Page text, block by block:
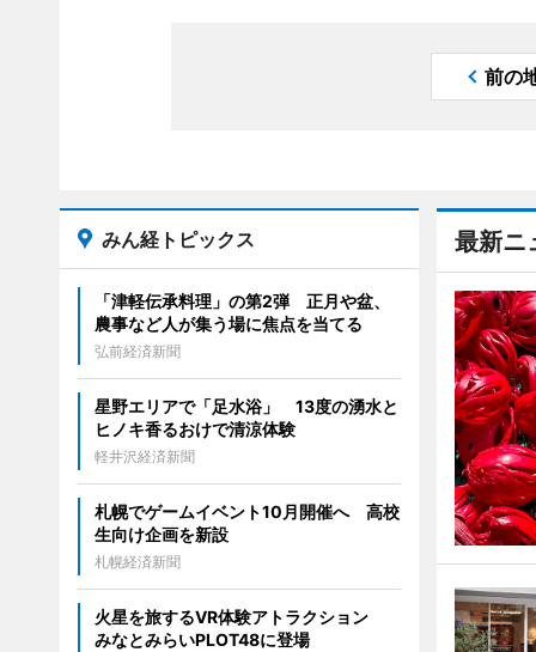
前の
最新ニ
みん経トピックス
「津軽伝承料理」の第2弾 正月や盆、
農事など人が集う場に焦点を当てる
弘前経済新聞
星野エリアで「足水浴」 13度の湧水と
ヒノキ香るおけで清涼体験
軽井沢経済新聞
札幌でゲームイベント10月開催へ 高校
生向け企画を新設
札幌経済新聞
火星を旅するVR体験アトラクション
みなとみらいPLOT48に登場